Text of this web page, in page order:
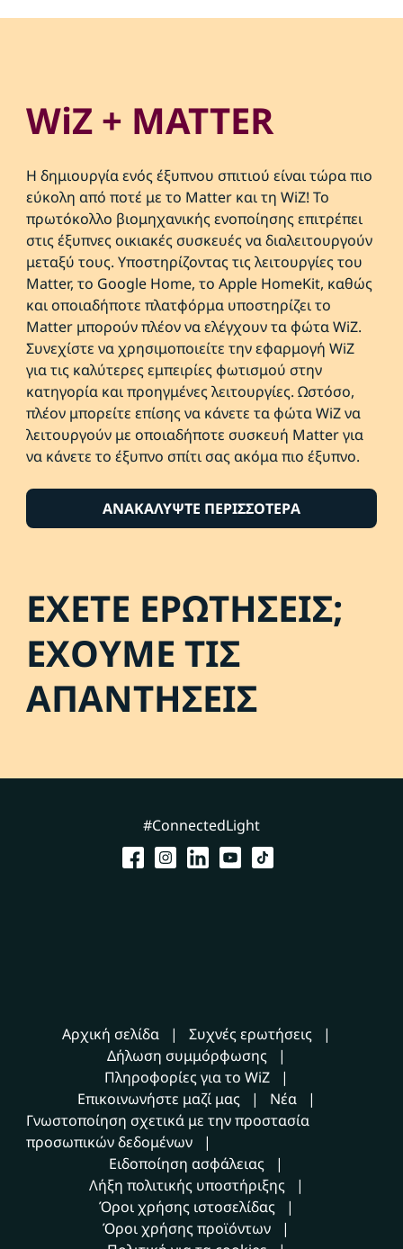
WiZ + MATTER
Η δημιουργία ενός έξυπνου σπιτιού είναι τώρα πιο
εύκολη από ποτέ με το Matter και τη WiZ! Το
πρωτόκολλο βιομηχανικής ενοποίησης επιτρέπει
στις έξυπνες οικιακές συσκευές να διαλειτουργούν
μεταξύ τους. Υποστηρίζοντας τις λειτουργίες του
Matter, το Google Home, το Apple HomeKit, καθώς
και οποιαδήποτε πλατφόρμα υποστηρίζει το
Matter μπορούν πλέον να ελέγχουν τα φώτα WiZ.
Συνεχίστε να χρησιμοποιείτε την εφαρμογή WiZ
για τις καλύτερες εμπειρίες φωτισμού στην
κατηγορία και προηγμένες λειτουργίες. Ωστόσο,
πλέον μπορείτε επίσης να κάνετε τα φώτα WiZ να
λειτουργούν με οποιαδήποτε συσκευή Matter για
να κάνετε το έξυπνο σπίτι σας ακόμα πιο έξυπνο.
ΑΝΑΚΑΛΥΨΤΕ ΠΕΡΙΣΣΟΤΕΡΑ
ΕΧΕΤΕ ΕΡΩΤΗΣΕΙΣ;
ΕΧΟΥΜΕ ΤΙΣ
ΑΠΑΝΤΗΣΕΙΣ
#ConnectedLight
Αρχική σελίδα
Συχνές ερωτήσεις
Δήλωση συμμόρφωσης
Πληροφορίες για το WiZ
Επικοινωνήστε μαζί μας
Νέα
Γνωστοποίηση σχετικά με την προστασία
προσωπικών δεδομένων
Ειδοποίηση ασφάλειας
Λήξη πολιτικής υποστήριξης
Όροι χρήσης ιστοσελίδας
Όροι χρήσης προϊόντων